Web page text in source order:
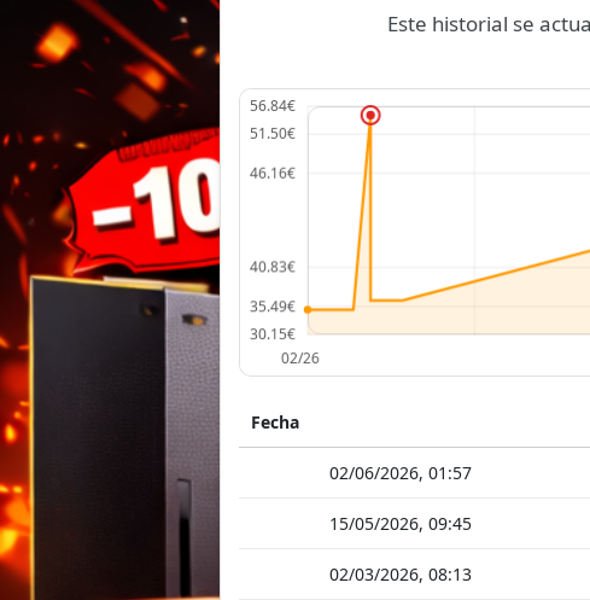
Este historial se
Fecha
02/06/2026, 01:57
15/05/2026, 09:45
02/03/2026, 08:13